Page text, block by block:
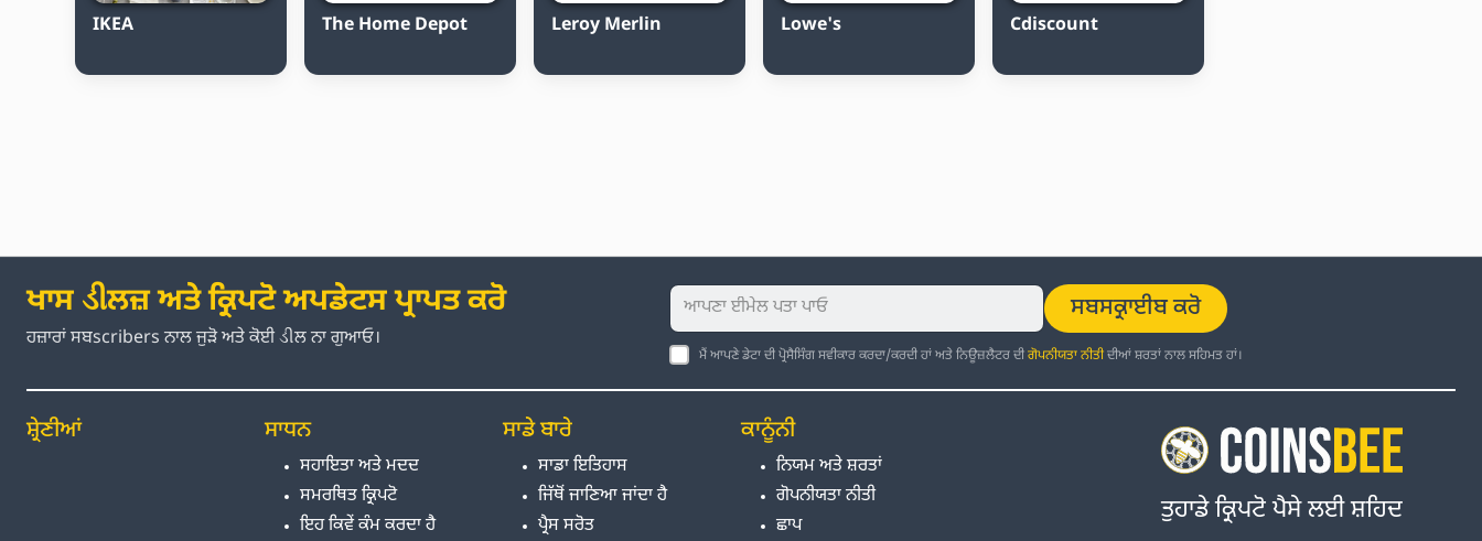
IKEA The Home Depot Leroy Merlin Lowe's Cdiscount
ਖਾਸ ડીਲਜ਼ ਅਤੇ ਕ੍ਰਿਪਟੋ ਅਪਡੇਟਸ ਪ੍ਰਾਪਤ ਕਰੋ
ਹਜ਼ਾਰਾਂ ਸਬscribers ਨਾਲ ਜੁੜੋ ਅਤੇ ਕੋਈ ડીਲ ਨਾ ਗੁਆਓ।
ਸਬਸਕ੍ਰਾਈਬ ਕਰੋ
ਮੈਂ ਆਪਣੇ ਡੇਟਾ ਦੀ ਪ੍ਰੋਸੈਸਿੰਗ ਸਵੀਕਾਰ ਕਰਦਾ/ਕਰਦੀ ਹਾਂ ਅਤੇ ਨਿਊਜ਼ਲੈਟਰ ਦੀਗੋਪਨੀਯਤਾ ਨੀਤੀਦੀਆਂ ਸ਼ਰਤਾਂ ਨਾਲ ਸਹਿਮਤ ਹਾਂ।
ਸ਼੍ਰੇਣੀਆਂ ਸਾਧਨ
ਸਹਾਇਤਾ ਅਤੇ ਮਦਦ
ਸਮਰਥਿਤ ਕ੍ਰਿਪਟੋ
ਇਹ ਕਿਵੇਂ ਕੰਮ ਕਰਦਾ ਹੈ
ਸਾਡੇ ਬਾਰੇ
ਸਾਡਾ ਇਤਿਹਾਸ
ਜਿੱਥੋਂ ਜਾਣਿਆ ਜਾਂਦਾ ਹੈ
ਪ੍ਰੈਸ ਸਰੋਤ
ਕਾਨੂੰਨੀ
ਨਿਯਮ ਅਤੇ ਸ਼ਰਤਾਂ
ਗੋਪਨੀਯਤਾ ਨੀਤੀ
ਛਾਪ
ਤੁਹਾਡੇ ਕ੍ਰਿਪਟੋ ਪੈਸੇ ਲਈ ਸ਼ਹਿਦ